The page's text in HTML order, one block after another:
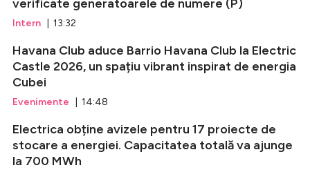
verificate generatoarele de numere (P)
Intern | 13:32
Havana Club aduce Barrio Havana Club la Electric
Castle 2026, un spațiu vibrant inspirat de energia
Cubei
Evenimente | 14:48
Electrica obține avizele pentru 17 proiecte de
stocare a energiei. Capacitatea totală va ajunge
la 700 MWh